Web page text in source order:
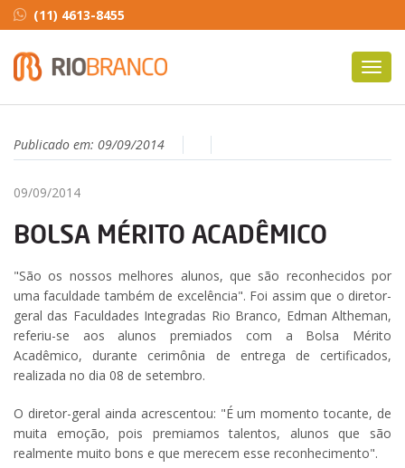
(11) 4613-8455
Publicado em: 09/09/2014
09/09/2014
BOLSA MÉRITO ACADÊMICO
"São os nossos melhores alunos, que são reconhecidos por
uma faculdade também de excelência". Foi assim que o diretor-
geral das Faculdades Integradas Rio Branco, Edman Altheman,
referiu-se aos alunos premiados com a Bolsa Mérito
Acadêmico, durante cerimônia de entrega de certificados,
realizada no dia 08 de setembro.
O diretor-geral ainda acrescentou: "É um momento tocante, de
muita emoção, pois premiamos talentos, alunos que são
realmente muito bons e que merecem esse reconhecimento".